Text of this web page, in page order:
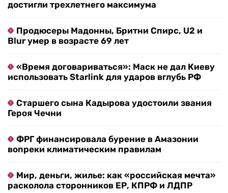
достигли трехлетнего максимума
Продюсеры Мадонны, Бритни Спирс, U2 и
Blur умер в возрасте 69 лет
«Время договариваться»: Маск не дал Киеву
использовать Starlink для ударов вглубь РФ
Старшего сына Кадырова удостоили звания
Героя Чечни
ФРГ финансировала бурение в Амазонии
вопреки климатическим правилам
Мир, деньги, жилье: как «российская мечта»
расколола сторонников ЕР, КПРФ и ЛДПР